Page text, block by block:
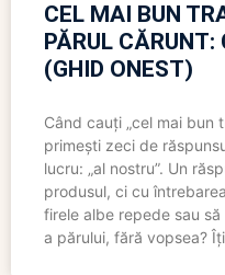
CEL MAI BUN
PĂRUL CĂRUNT:
(GHID ONEST)
Când cauți „cel mai bun
primești zeci de
lucru: „al nostru”. Un
produsul, ci cu
firele albe repede sau
a părului, fără vopsea? Îți